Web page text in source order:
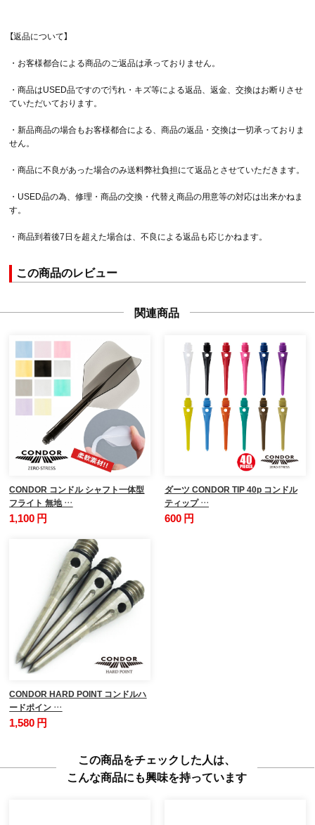
【返品について】
・お客様都合による商品のご返品は承っておりません。
・商品はUSED品ですので汚れ・キズ等による返品、返金、交換はお断りさせ
ていただいております。
・新品商品の場合もお客様都合による、商品の返品・交換は一切承っておりま
せん。
・商品に不良があった場合のみ送料弊社負担にて返品とさせていただきます。
・USED品の為、修理・商品の交換・代替え商品の用意等の対応は出来かねま
す。
・商品到着後7日を超えた場合は、不良による返品も応じかねます。
この商品のレビュー
関連商品
CONDOR コンドル シャフト一体型
フライト 無地 …
1,100 円
ダーツ CONDOR TIP 40p コンドル
ティップ …
600 円
CONDOR HARD POINT コンドルハ
ードポイン …
1,580 円
この商品をチェックした人は、
こんな商品にも興味を持っています